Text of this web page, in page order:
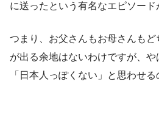
に送ったという有名なエピソード
つまり、お父さんもお母さんも
が出る余地はないわけですが、
「日本人っぽくない」と思わせる